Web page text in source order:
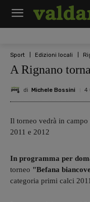
Sport Edizioni locali
A Rignano
di Michele Bossini 4
Il torneo vedrà in
2011 e 2012
In programma per
torneo "Befana
categoria primi calci